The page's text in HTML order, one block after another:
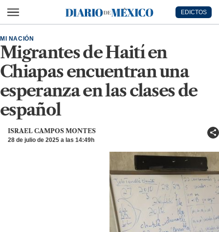
Diario de México
EDICTOS
Migrantes de Haití en
Chiapas encuentran una
esperanza en las clases de
español
MI NACIÓN
ISRAEL CAMPOS MONTES
28 de julio de 2025 a las 14:49h